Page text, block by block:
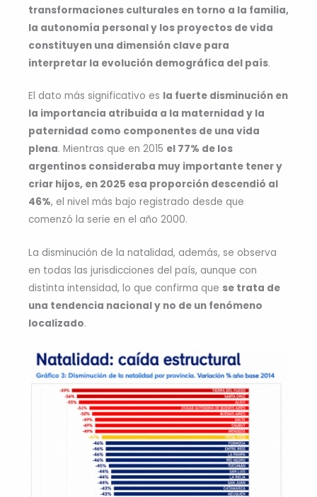
transformaciones culturales en torno a la familia,
la autonomía personal y los proyectos de vida
constituyen una dimensión clave para
interpretar la evolución demográfica del país.
El dato más significativo es la fuerte disminución en
la importancia atribuida a la maternidad y la
paternidad como componentes de una vida
plena. Mientras que en 2015 el 77% de los
argentinos consideraba muy importante tener y
criar hijos, en 2025 esa proporción descendió al
46%, el nivel más bajo registrado desde que
comenzó la serie en el año 2000.
La disminución de la natalidad, además, se observa
en todas las jurisdicciones del país, aunque con
distinta intensidad, lo que confirma que se trata de
una tendencia nacional y no de un fenómeno
localizado.